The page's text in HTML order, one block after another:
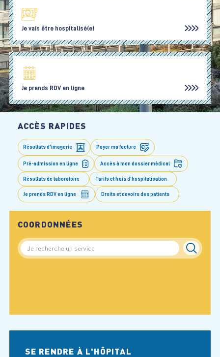
Je vais être hospitalisé(e)
Je prends RDV en ligne
ACCÈS RAPIDES
Résultats d'imagerie Payer ma facture
Pré-admission en ligne Accès à mon dossier médical
Résultats de laboratoire Tarifs et frais d'hospitalisation
Je prends RDV en ligne Droits et devoirs des patients
COORDONNÉES
SE RENDRE À L'HÔPITAL